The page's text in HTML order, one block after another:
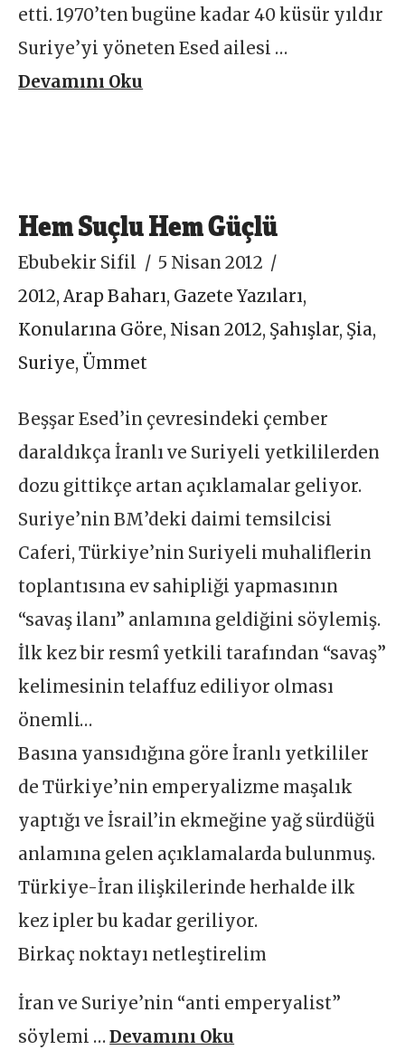
etti. 1970’ten bugüne kadar 40 küsür yıldır
Suriye’yi yöneten Esed ailesi …
Devamını Oku
Hem Suçlu Hem Güçlü
Ebubekir Sifil
5 Nisan 2012
2012,Arap Baharı, Gazete Yazıları,
Konularına Göre, Nisan 2012, Şahışlar, Şia,
Suriye, Ümmet
Beşşar Esed’in çevresindeki çember
daraldıkça İranlı ve Suriyeli yetkililerden
dozu gittikçe artan açıklamalar geliyor.
Suriye’nin BM’deki daimi temsilcisi
Caferi, Türkiye’nin Suriyeli muhaliflerin
toplantısına ev sahipliği yapmasının
“savaş ilanı” anlamına geldiğini söylemiş.
İlk kez bir resmî yetkili tarafından “savaş”
kelimesinin telaffuz ediliyor olması
önemli…
Basına yansıdığına göre İranlı yetkililer
de Türkiye’nin emperyalizme maşalık
yaptığı ve İsrail’in ekmeğine yağ sürdüğü
anlamına gelen açıklamalarda bulunmuş.
Türkiye-İran ilişkilerinde herhalde ilk
kez ipler bu kadar geriliyor.
Birkaç noktayı netleştirelim
İran ve Suriye’nin “anti emperyalist”
söylemi …Devamını Oku